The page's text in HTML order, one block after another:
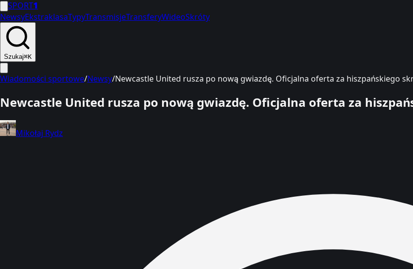
SPORT1
NewsyEkstraklasaTypyTransmisjeTransferyWideoSkróty
Szukaj⌘K
Wiadomości sportowe/Newsy/Newcastle United rusza po nową gwiazdę. Oficjalna oferta za hiszpańskiego
Newcastle United rusza po nową gwiazdę. Oficjalna oferta za
Mikołaj Rydz